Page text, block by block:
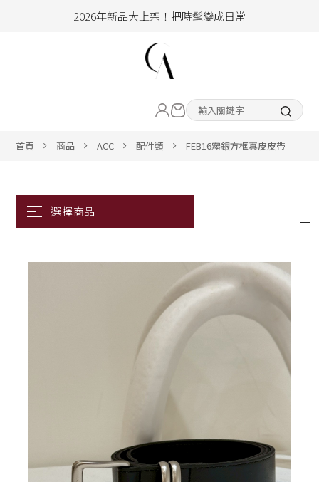
2026年新品大上架！把時髦變成日常
hello !! Happy to 2026
2026年新品大上架！把時髦變成日常
CLOTHING
BOTTOM
首頁 商品 ACC 配件類 FEB16霧銀方框真皮皮帶